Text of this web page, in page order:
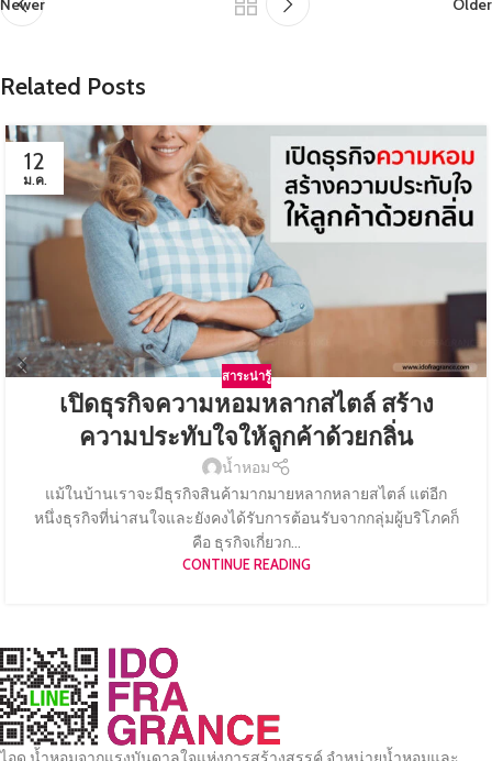
Newer Older
Related Posts
12
ม.ค.
สาระน่ารู้
เปิดธุรกิจความหอมหลากสไตล์ สร้าง
ความประทับใจให้ลูกค้าด้วยกลิ่น
น้ำหอม
แม้ในบ้านเราจะมีธุรกิจสินค้ามากมายหลากหลายสไตล์ แต่อีก
หนึ่งธุรกิจที่น่าสนใจและยังคงได้รับการต้อนรับจากกลุ่มผู้บริโภคก็
คือ ธุรกิจเกี่ยวก...
CONTINUE READING